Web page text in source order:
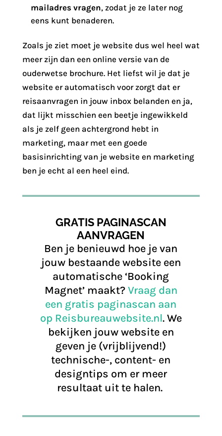
mailadres vragen, zodat je ze later nog
eens kunt benaderen.
Zoals je ziet moet je website dus wel heel wat
meer zijn dan een online versie van de
ouderwetse brochure. Het liefst wil je dat je
website er automatisch voor zorgt dat er
reisaanvragen in jouw inbox belanden en ja,
dat lijkt misschien een beetje ingewikkeld
als je zelf geen achtergrond hebt in
marketing, maar met een goede
basisinrichting van je website en marketing
ben je echt al een heel eind.
GRATIS PAGINASCAN
AANVRAGEN
Ben je benieuwd hoe je van
jouw bestaande website een
automatische ‘Booking
Magnet’ maakt?Vraag dan
een gratis paginascan aan
op Reisbureauwebsite.nl. We
bekijken jouw website en
geven je (vrijblijvend!)
technische-, content- en
designtips om er meer
resultaat uit te halen.